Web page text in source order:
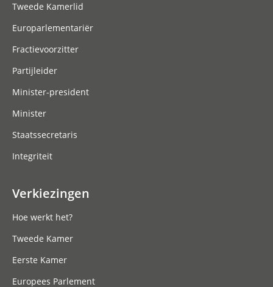
Tweede Kamerlid
Europarlementariër
Fractievoorzitter
Partijleider
Minister-president
Minister
Staatssecretaris
Integriteit
Verkiezingen
Hoe werkt het?
Tweede Kamer
Eerste Kamer
Europees Parlement